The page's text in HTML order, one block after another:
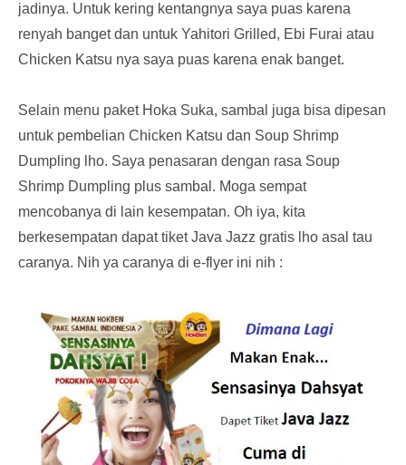
jadinya. Untuk kering kentangnya saya puas karena
renyah banget dan untuk Yahitori Grilled, Ebi Furai atau
Chicken Katsu nya saya puas karena enak banget.
Selain menu paket Hoka Suka, sambal juga bisa dipesan
untuk pembelian Chicken Katsu dan Soup Shrimp
Dumpling lho. Saya penasaran dengan rasa Soup
Shrimp Dumpling plus sambal. Moga sempat
mencobanya di lain kesempatan. Oh iya, kita
berkesempatan dapat tiket Java Jazz gratis lho asal tau
caranya. Nih ya caranya di e-flyer ini nih :